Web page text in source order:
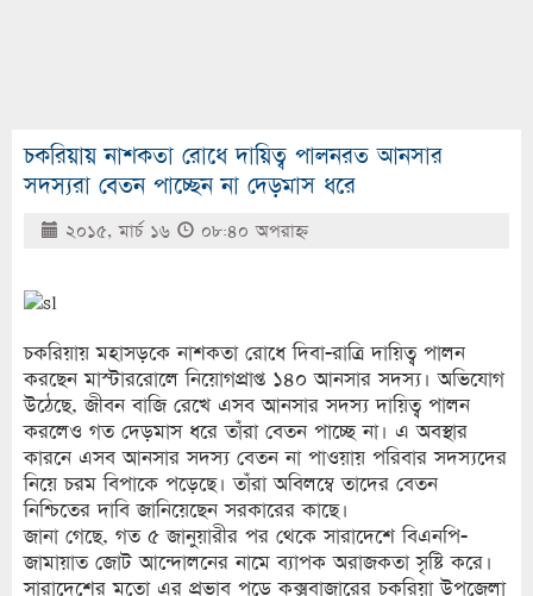
চকরিয়ায় নাশকতা রোধে দায়িত্ব পালনরত আনসার
সদস্যরা বেতন পাচ্ছেন না দেড়মাস ধরে
২০১৫, মার্চ ১৬ ০৮:৪০ অপরাহ্ণ
চকরিয়ায় মহাসড়কে নাশকতা রোধে দিবা-রাত্রি দায়িত্ব পালন
করছেন মাস্টাররোলে নিয়োগপ্রাপ্ত ১৪০ আনসার সদস্য। অভিযোগ
উঠেছে, জীবন বাজি রেখে এসব আনসার সদস্য দায়িত্ব পালন
করলেও গত দেড়মাস ধরে তাঁরা বেতন পাচ্ছে না। এ অবস্থার
কারনে এসব আনসার সদস্য বেতন না পাওয়ায় পরিবার সদস্যদের
নিয়ে চরম বিপাকে পড়েছে। তাঁরা অবিলম্বে তাদের বেতন
নিশ্চিতের দাবি জানিয়েছেন সরকারের কাছে।
জানা গেছে, গত ৫ জানুয়ারীর পর থেকে সারাদেশে বিএনপি-
জামায়াত জোট আন্দোলনের নামে ব্যাপক অরাজকতা সৃষ্টি করে।
সারাদেশের মতো এর প্রভাব পড়ে কক্সবাজারের চকরিয়া উপজেলা